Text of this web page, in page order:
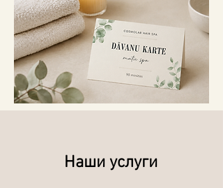
Наши услуги